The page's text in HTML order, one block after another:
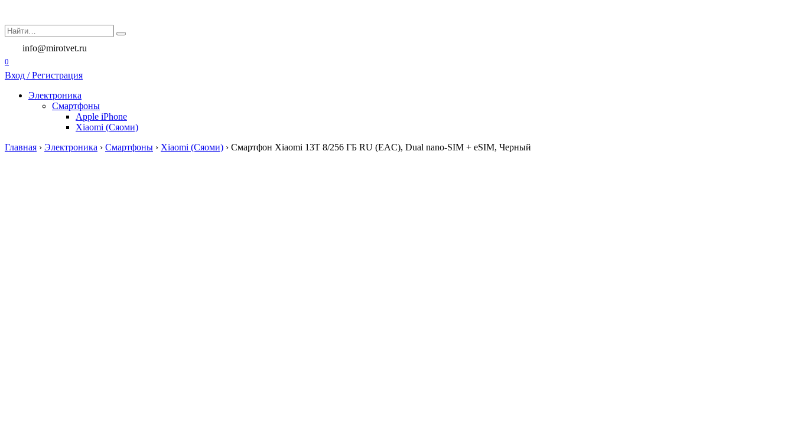
содержанию
Search
for:
info@mirotvet.ru
0
Вход / Регистрация
Электроника
Смартфоны
Apple iPhone
Xiaomi (Сяоми)
Главная › Электроника › Смартфоны › Xiaomi (Сяоми) › Смартфон Xiaomi 13T 8/256 ГБ RU (EAC), Dual nano-SIM + eSIM, Черный